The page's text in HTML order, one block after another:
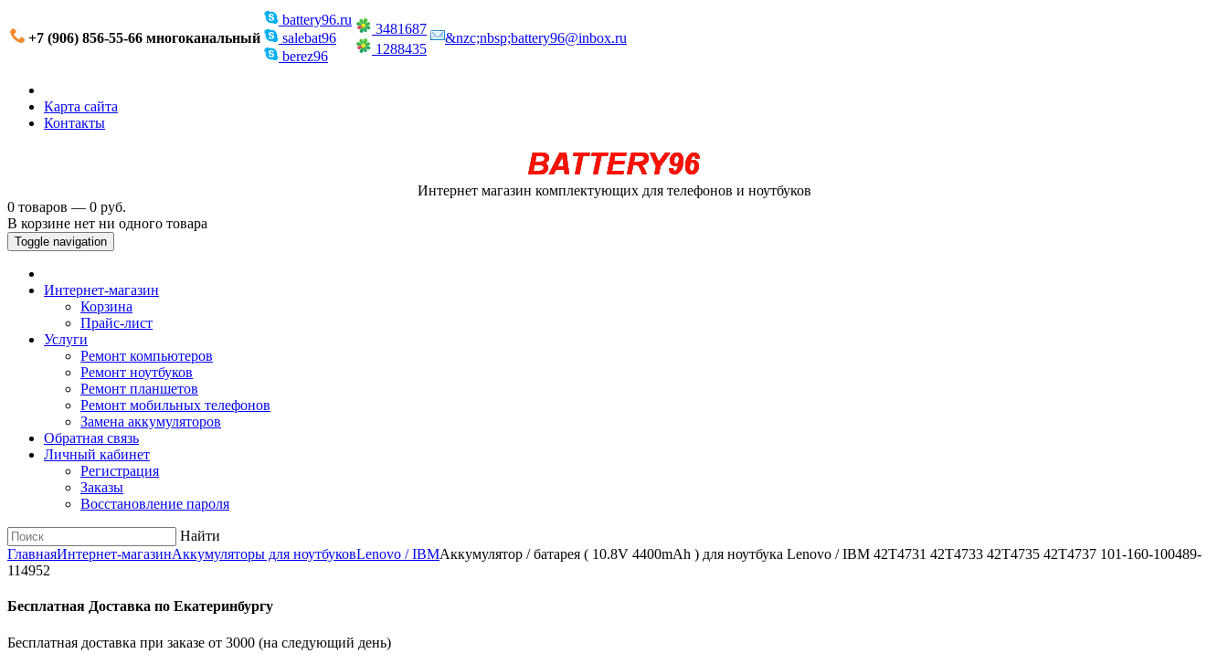
+7 (906) 856-55-66 многоканальный
battery96.ru
salebat96
berez96
3481687
1288435
&nzc;nbsp;battery96@inbox.ru
Карта сайта
Контакты
Интернет магазин комплектующих для телефонов и ноутбуков
0 товаров — 0 руб.
В корзине нет ни одного товара
Toggle navigation
Интернет-магазин
Корзина
Прайс-лист
Услуги
Ремонт компьютеров
Ремонт ноутбуков
Ремонт планшетов
Ремонт мобильных телефонов
Замена аккумуляторов
Обратная связь
Личный кабинет
Регистрация
Заказы
Восстановление пароля
Найти
ГлавнаяИнтернет-магазинАккумуляторы для ноутбуковLenovo / IBMАккумулятор / батарея ( 10.8V 4400mAh ) для ноутбука Lenovo / IBM 42T4731 42T4733 42T4735 42T4737 101-160-100489-
114952
Бесплатная Доставка по Екатеринбургу
Бесплатная доставка при заказе от 3000 (на следующий день)